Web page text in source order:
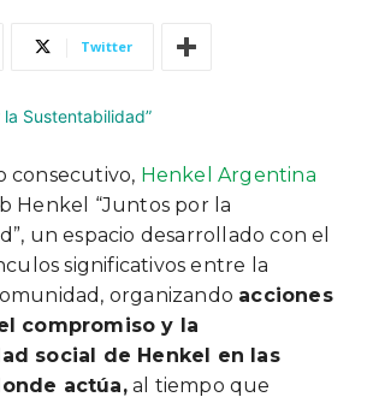
Twitter
consecutivo, Henkel Argentina
Henkel “Juntos por la
un espacio desarrollado con el
significativos entre la
organizando acciones
compromiso y la
social de Henkel en las
actúa,al tiempo que